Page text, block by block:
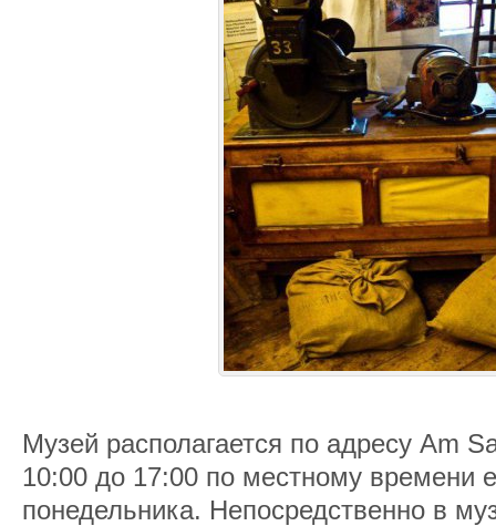
Музей располагается по адресу Am
10:00 до 17:00 по местному времени
понедельника. Непосредственно в